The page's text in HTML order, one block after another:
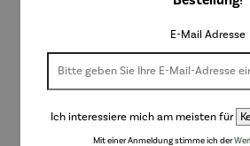
Kunden kauften
30% gespartRabatt
E-Mail Adresse
Ich interessiere mich am meisten für
Mit einer Anmeldung stimme ich der